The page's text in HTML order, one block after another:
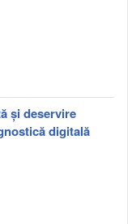
și deservire
digitală